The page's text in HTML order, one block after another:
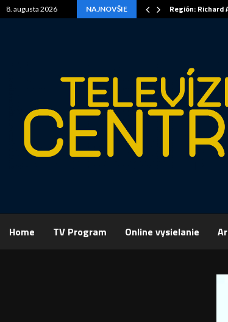
8. augusta 2026 NAJNOVŠIE Región:
Home TV Program Online vysielanie